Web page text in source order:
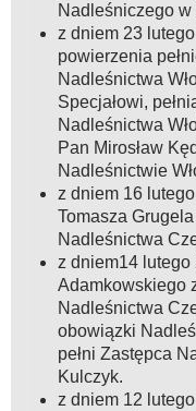
Nadleśniczego
z dniem 23
powierzenia
Nadleśnictwa
Specjałowi,
Nadleśnictwa
Pan Mirosław
Nadleśnictwie
z dniem 16
Tomasza
Nadleśnictwa
z dniem14 lutego
Adamkowskiego
Nadleśnictwa
obowiązki
pełni Zastępca
Kulczyk.
z dniem 12